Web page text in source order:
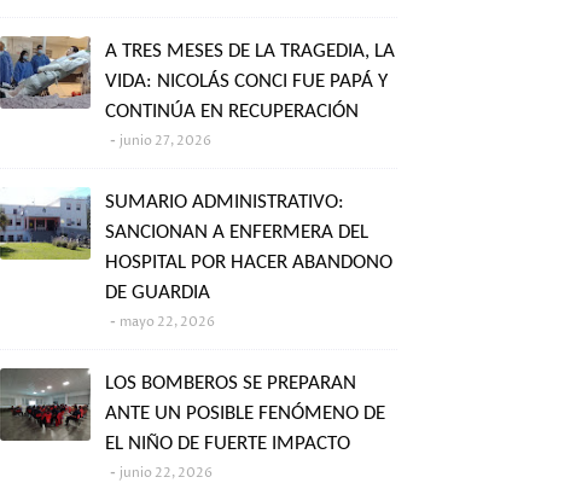
A TRES MESES DE LA TRAGEDIA, LA
VIDA: NICOLÁS CONCI FUE PAPÁ Y
CONTINÚA EN RECUPERACIÓN
junio 27, 2026
SUMARIO ADMINISTRATIVO:
SANCIONAN A ENFERMERA DEL
HOSPITAL POR HACER ABANDONO
DE GUARDIA
mayo 22, 2026
LOS BOMBEROS SE PREPARAN
ANTE UN POSIBLE FENÓMENO DE
EL NIÑO DE FUERTE IMPACTO
junio 22, 2026